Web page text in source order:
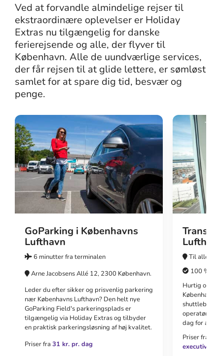
Ved at forvandle almindelige rejser til
ekstraordinære oplevelser er Holiday
Extras nu tilgængelig for danske
ferierejsende og alle, der flyver til
København. Alle de uundværlige services,
der får rejsen til at glide lettere, er sømløst
samlet for at spare dig tid, besvær og
penge.
GoParking i Københavns
Lufthavn
6 minutter fra terminalen
Arne Jacobsens Allé 12, 2300 København.
Leder du efter sikker og prisvenlig parkering
nær Københavns Lufthavn? Den helt nye
GoParking Field's parkeringsplads er
tilgængelig via Holiday Extras og tilbyder
en praktisk parkeringsløsning af høj kvalitet.
Priser fra 31 kr. pr. dag
Til alle
100 %
Hurtig og
Københavns
operatører,
dag for at få
Priser fra
executive-